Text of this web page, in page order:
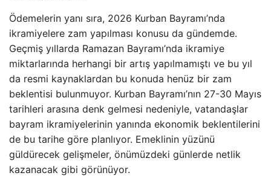
Ödemelerin yanı sıra, 2026 Kurban Bayramı’nda
ikramiyelere zam yapılması konusu da gündemde.
Geçmiş yıllarda Ramazan Bayramı’nda ikramiye
miktarlarında herhangi bir artış yapılmamıştı ve bu yıl
da resmi kaynaklardan bu konuda henüz bir zam
beklentisi bulunmuyor. Kurban Bayramı’nın 27-30 Mayıs
tarihleri arasına denk gelmesi nedeniyle, vatandaşlar
bayram ikramiyelerinin yanında ekonomik beklentilerini
de bu tarihe göre planlıyor. Emeklinin yüzünü
güldürecek gelişmeler, önümüzdeki günlerde netlik
kazanacak gibi görünüyor.